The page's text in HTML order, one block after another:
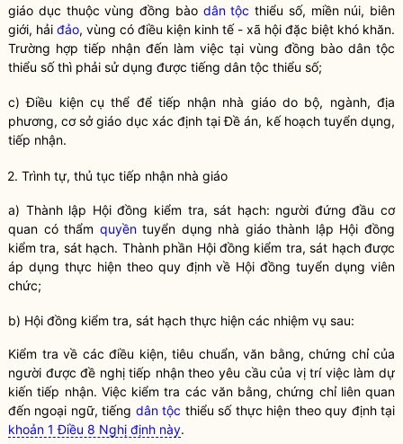
giáo dục thuộc vùng đồng bào dân tộc thiểu số, miền núi, biên
giới, hải đảo, vùng có điều kiện kinh tế - xã hội đặc biệt khó khăn.
Trường hợp tiếp nhận đến làm việc tại vùng đồng bào dân tộc
thiểu số thì phải sử dụng được tiếng dân tộc thiểu số;
c) Điều kiện cụ thể để tiếp nhận nhà giáo do bộ, ngành, địa
phương, cơ sở giáo dục xác định tại Đề án, kế hoạch tuyển dụng,
tiếp nhận.
2. Trình tự, thủ tục tiếp nhận nhà giáo
a) Thành lập Hội đồng kiểm tra, sát hạch: người đứng đầu cơ
quan có thẩm quyềntuyển dụng nhà giáo thành lập Hội đồng
kiểm tra, sát hạch. Thành phần Hội đồng kiểm tra, sát hạch được
áp dụng thực hiện theo quy định về Hội đồng tuyển dụng viên
chức;
b) Hội đồng kiểm tra, sát hạch thực hiện các nhiệm vụ sau:
Kiểm tra về các điều kiện, tiêu chuẩn, văn bằng, chứng chỉ của
người được đề nghị tiếp nhận theo yêu cầu của vị trí việc làm dự
kiến tiếp nhận. Việc kiểm tra các văn bằng, chứng chỉ liên quan
đến ngoại ngữ, tiếng dân tộc thiểu số thực hiện theo quy định tại
khoản 1 Điều 8 Nghị định này.